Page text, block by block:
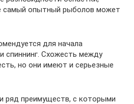
самый опытный рыболов может
для начала
спиннинг. Схожесть между
но они имеют и серьезные
ряд преимуществ, с которыми